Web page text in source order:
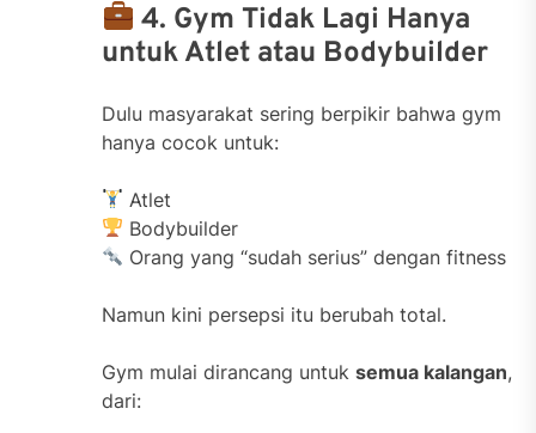
4. Gym Tidak Lagi Hanya
untuk Atlet atau Bodybuilder
Dulu masyarakat sering berpikir bahwa gym
hanya cocok untuk:
Atlet
Bodybuilder
Orang yang “sudah serius” dengan fitness
Namun kini persepsi itu berubah total.
Gym mulai dirancang untuk semua kalangan,
dari: